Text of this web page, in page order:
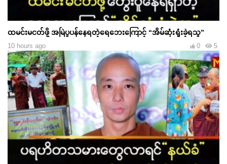
ထမင်းမငတ်ဖို့ အမြဲပူပန်နေရတဲ့ရေဘေးကြောင့် “အိမ်ဆုံးရှုံးခဲ့ရသူ”
10 hours ago 5
0